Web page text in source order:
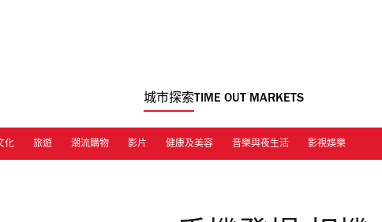
城市探索TIME OUT MARKETS
化 旅遊 潮流購物 影片 健康及美容 音樂與夜生活 影視娛樂